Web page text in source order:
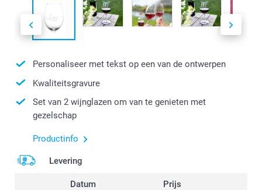
Personaliseer met tekst op een van de ontwerpen
Kwaliteitsgravure
Set van 2 wijnglazen om van te genieten met
gezelschap
Productinfo
Levering
Datum Prijs